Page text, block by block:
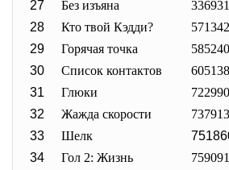
27 Без изъяна
28
Кто твой Кэдди?
29
Горячая точка
30
Список контактов
31
Глюки
32
Жажда скорости
33
Шелк
34
Гол 2: Жизнь